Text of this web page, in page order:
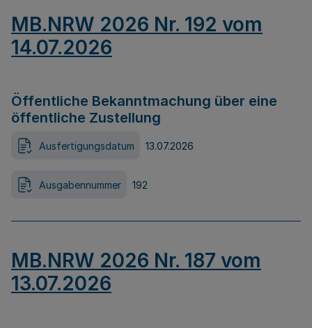
MB.NRW 2026 Nr. 192 vom
14.07.2026
Öffentliche Bekanntmachung über eine
öffentliche Zustellung
Ausfertigungsdatum 13.07.2026
Ausgabennummer 192
MB.NRW 2026 Nr. 187 vom
13.07.2026